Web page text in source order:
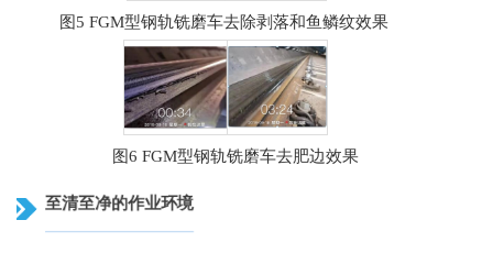
图5 FGM型钢轨铣磨车去除剥落和鱼鳞纹效果
图6 FGM型钢轨铣磨车去肥边效果
至清至净的作业环境